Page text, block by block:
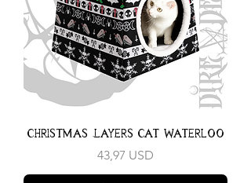
Christmas Layers Cat Waterloo
Preț
43,97 USD